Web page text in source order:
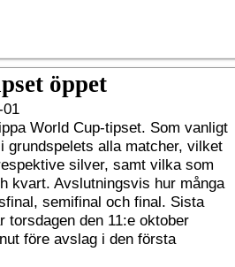
öppet
01
World Cup-tipset. Som vanligt
grundspelets alla matcher, vilket
silver, samt vilka som
kvart. Avslutningsvis hur många
semifinal och final. Sista
torsdagen den 11:e oktober
före avslag i den första